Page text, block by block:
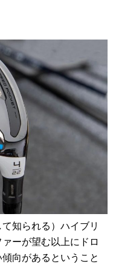
知られる）ハイブリ
ーが望む以上にドロ
向があるということ